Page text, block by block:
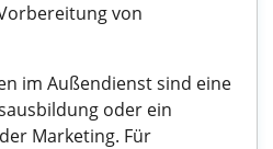
von
im Außendienst sind eine
oder ein
Marketing. Für